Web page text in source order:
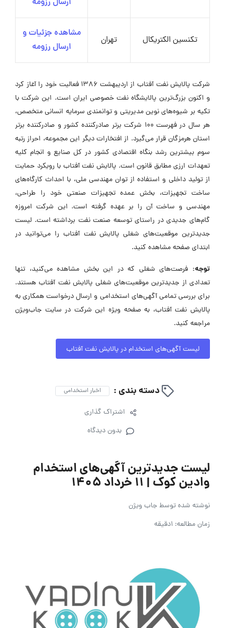
ارسال رزومه
تکنسین الکتریکال تهران
مشاهده جزئیات و
ارسال رزومه
شرکت پالایش نفت آفتاب از اردیبهشت ۱۳۸۶ فعالیت خود را آغاز کرد
و اکنون بزرگ‌ترین پالایشگاه نفت خصوصی ایران است. این شرکت با
تکیه بر شیوه‌های نوین مدیریتی و توانمندی سرمایه‌ انسانی متخصص،
هر سال در فهرست ۱۰۰ شرکت برتر صادرکننده کشور و صادرکننده برتر
استان هرمزگان قرار می‌گیرد. از افتخارات دیگر این مجموعه، احراز رتبه
سوم بیشترین رشد بنگاه اقتصادی کشور در کل صنایع و انجام کلیه
تعهدات ارزی مطابق قانون است. پالایش نفت آفتاب با رویکرد حمایت
از تولید داخلی و استفاده از توان مهندسی ملی، با احداث کارگاه‌های
ساخت تجهیزات، بخش عمده تجهیزات صنعتی خود را طراحی،
مهندسی و ساخت آن را بر عهده گرفته است. این شرکت امروزه
گام‌های جدیدی در راستای توسعه صنعت نفت برداشته است. لیست
جدیدترین موقعیت‌های شغلی پالایش نفت آفتاب را می‌توانید در
ابتدای صفحه مشاهده کنید.
توجه: فرصت‌های شغلی که در این بخش مشاهده می‌کنید، تنها
تعدادی از جدیدترین موقعیت‌های شغلی پالایش نفت آفتاب هستند.
برای بررسی تمامی آگهی‌های استخدامی و ارسال درخواست همکاری به
پالایش نفت آفتاب، به صفحه ویژه این شرکت در سایت جاب‌ویژن
مراجعه کنید.
لیست آگهی‌های استخدام در پالایش نفت آفتاب
دسته بندی : اخبار استخدامی
اشتراک گذاری
بدون دیدگاه
لیست جدیدترین آگهی‌های استخدام
وادین کوک | ۱۱ خرداد ۱۴۰۵
نوشته شده توسطجاب ویژن
زمان مطالعه: 1دقیقه